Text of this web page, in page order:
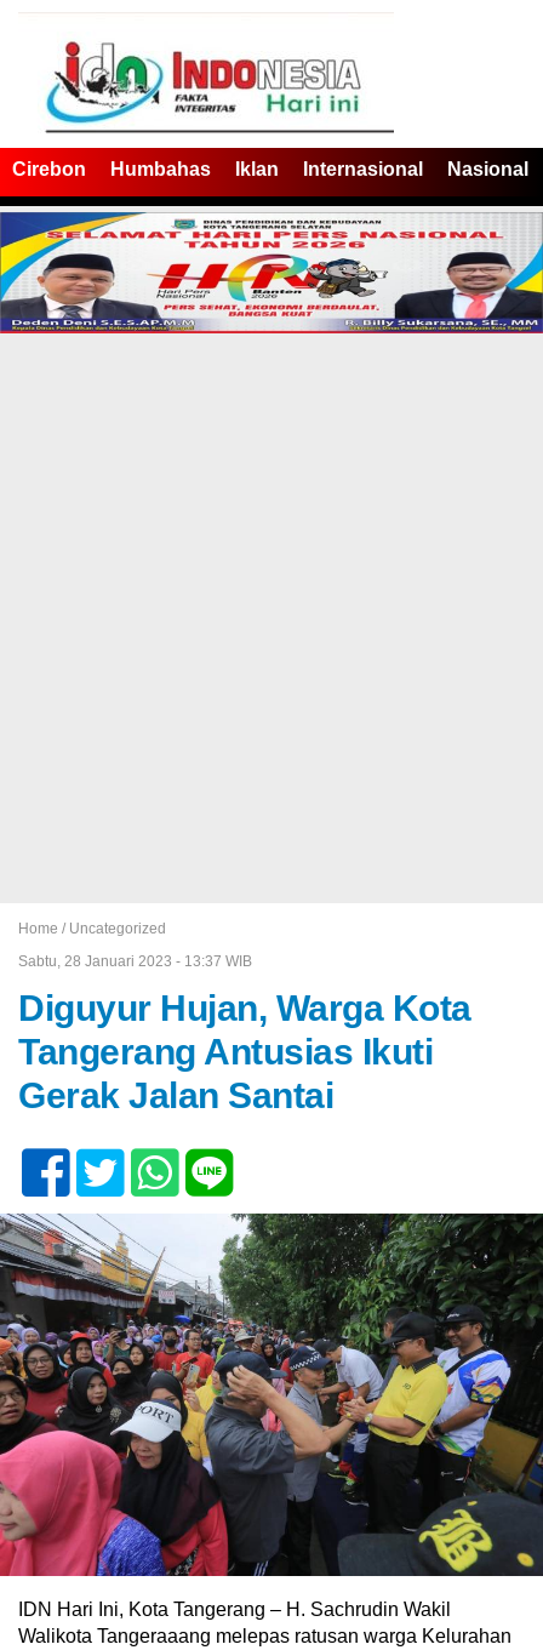
Cirebon Humbahas Iklan Internasional Nasional
Home / Uncategorized
Sabtu, 28 Januari 2023 - 13:37 WIB
Diguyur Hujan, Warga Kota
Tangerang Antusias Ikuti
Gerak Jalan Santai
IDN Hari Ini, Kota Tangerang – H. Sachrudin Wakil
Walikota Tangeraaang melepas ratusan warga Kelurahan